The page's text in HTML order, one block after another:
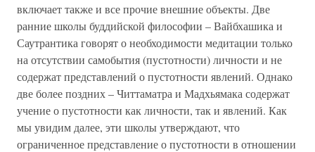
включает также и все прочие внешние объекты. Две
ранние школы буддийской философии – Вайбхашика и
Саутрантика говорят о необходимости медитации только
на отсутствии самобытия (пустотности) личности и не
содержат представлений о пустотности явлений. Однако
две более поздних – Читтаматра и Мадхьямака содержат
учение о пустотности как личности, так и явлений. Как
мы увидим далее, эти школы утверждают, что
ограниченное представление о пустотности в отношении